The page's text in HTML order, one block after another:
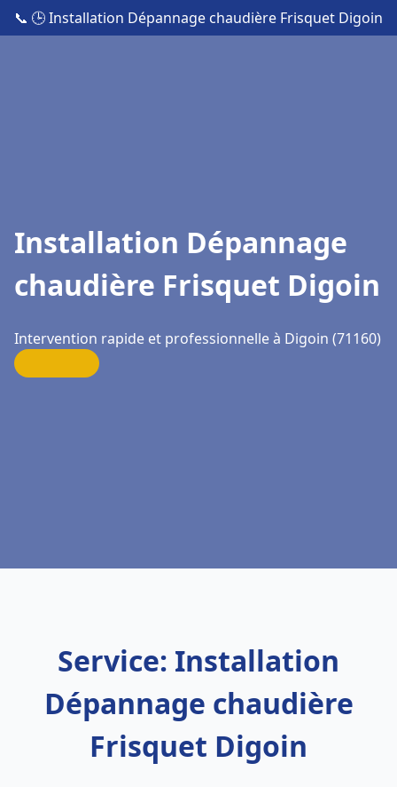
📞 🕒 Installation Dépannage chaudière Frisquet Digoin
Installation Dépannage
chaudière Frisquet Digoin
Intervention rapide et professionnelle à Digoin (71160)
Service: Installation
Dépannage chaudière
Frisquet Digoin